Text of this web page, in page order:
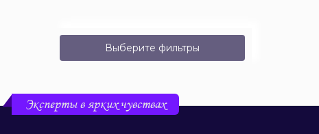
Выберите фильтры
Эксперты в ярких чувствах